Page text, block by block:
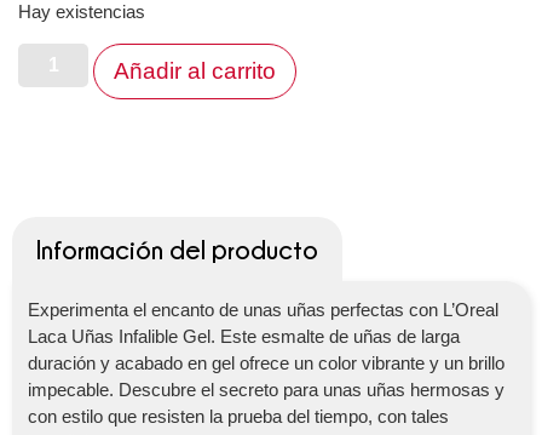
Hay existencias
Añadir al carrito
Información del producto
Experimenta el encanto de unas uñas perfectas con L’Oreal
Laca Uñas Infalible Gel. Este esmalte de uñas de larga
duración y acabado en gel ofrece un color vibrante y un brillo
impecable. Descubre el secreto para unas uñas hermosas y
con estilo que resisten la prueba del tiempo, con tales